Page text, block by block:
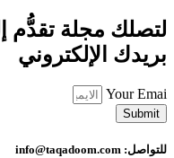
لتصلك مجلة تقدُّم
بريدك الإلكتروني
Your Emai
Submit
للتواصل: info@taqadoom.com